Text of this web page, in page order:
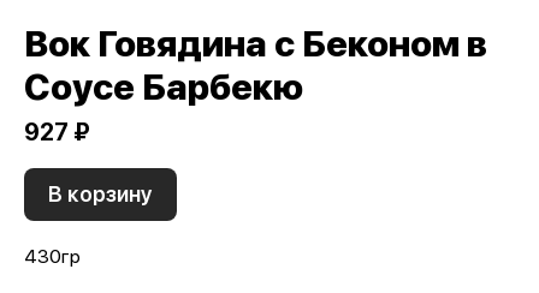
Вок Говядина с Беконом в
Соусе Барбекю
927 ₽
В корзину
430гр